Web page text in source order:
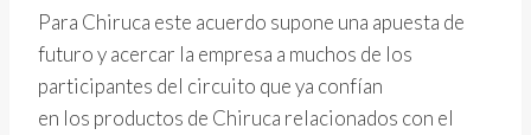
Para Chiruca este acuerdo supone una apuesta de
futuro y acercar la empresa a muchos de los
participantes del circuito que ya confían
en los productos de Chiruca relacionados con el